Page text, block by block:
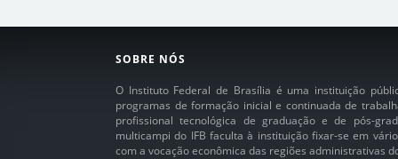
SOBRE NÓS
O Instituto Federal de Brasília é uma instituição
programas de formação inicial e continuada de
profissional tecnológica de graduação e de pós-
multicampi do IFB faculta à instituição fixar-se em
com a vocação econômica das regiões administrativas